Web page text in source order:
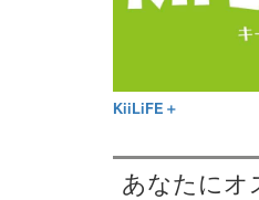
KiiLiFE＋
あなたにオ